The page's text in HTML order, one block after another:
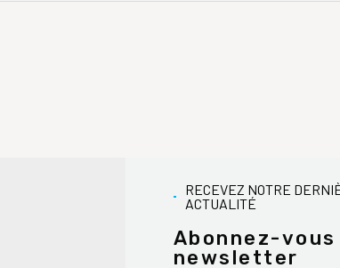
RECEVEZ NOTRE
ACTUALITÉ
Abonnez-
newsletter